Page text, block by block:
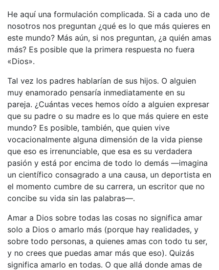
He aquí una formulación complicada. Si a cada uno de
nosotros nos preguntan ¿qué es lo que más quieres en
este mundo? Más aún, si nos preguntan, ¿a quién amas
más? Es posible que la primera respuesta no fuera
«Dios».
Tal vez los padres hablarían de sus hijos. O alguien
muy enamorado pensaría inmediatamente en su
pareja. ¿Cuántas veces hemos oído a alguien expresar
que su padre o su madre es lo que más quiere en este
mundo? Es posible, también, que quien vive
vocacionalmente alguna dimensión de la vida piense
que eso es irrenunciable, que esa es su verdadera
pasión y está por encima de todo lo demás —imagina
un científico consagrado a una causa, un deportista en
el momento cumbre de su carrera, un escritor que no
concibe su vida sin las palabras—.
Amar a Dios sobre todas las cosas no significa amar
solo a Dios o amarlo más (porque hay realidades, y
sobre todo personas, a quienes amas con todo tu ser,
y no crees que puedas amar más que eso). Quizás
significa amarlo en todas. O que allá donde amas de